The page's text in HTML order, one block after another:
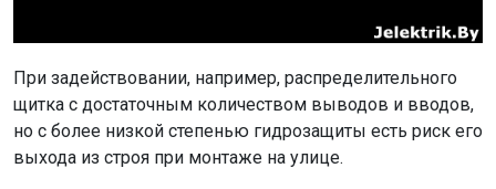
При задействовании, например, распределительного
щитка с достаточным количеством выводов и вводов,
но с более низкой степенью гидрозащиты есть риск его
выхода из строя при монтаже на улице.